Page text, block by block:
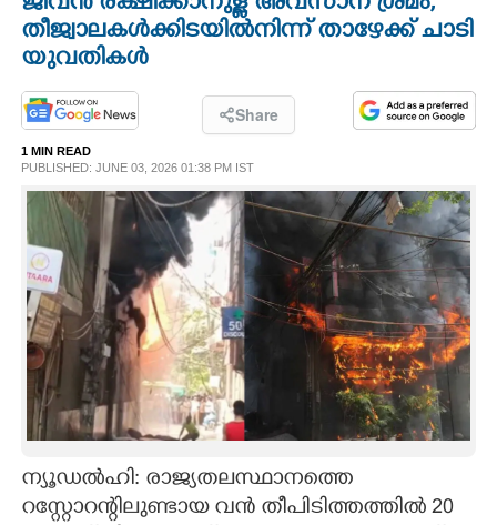
OPINION
PHOTOS
LIFESTYLE
SPIRITUAL
INFO+
ART
ASTRO
CARTOONS
തീജ്വാലകൾക്കിടയിൽനിന്ന് താഴേക്ക് ചാടി
യുവതികൾ
Share
1 MIN READ
PUBLISHED: JUNE 03, 2026 01:38 PM IST
ന്യൂഡൽഹി: രാജ്യതലസ്ഥാനത്തെ
റസ്റ്റോറന്റിലുണ്ടായ വൻ തീപിടിത്തത്തിൽ 20